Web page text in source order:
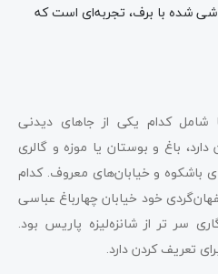
شده با برف، تجربه‌ای است که
شامل کدام یکی از جاهای دیدنی
باغ و بوستان یا موزه و گالری
باشکوه و خیابان‌های معروف. کدام
خود خیابان چهارباغ عباسی
سر تر از شانزه‌لیزه پاریس بود.
تعریف کردن دارد.